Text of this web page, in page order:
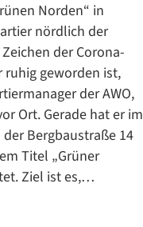
Norden“ in
nördlich der
der Corona-
geworden ist,
der AWO,
Ort. Gerade hat er im
Bergbaustraße 14
Titel „Grüner
Ziel ist es,…